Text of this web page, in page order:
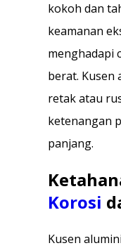
kokoh dan
keamanan
menghadapi
berat. Kusen
retak atau
ketenangan
panjang.
Korosi
Kusen